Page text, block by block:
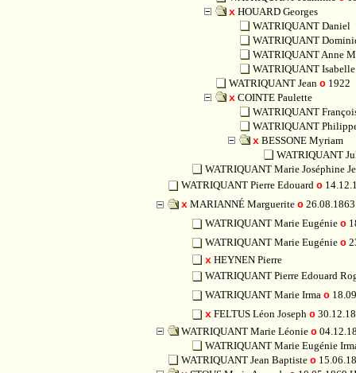
x HOUARD Georges
WATRIQUANT Daniel
WATRIQUANT
WATRIQUANT Anne
WATRIQUANT Isabelle
WATRIQUANT Jean o 1922
x COINTE Paulette
WATRIQUANT
WATRIQUANT
x BESSONE Myriam
WATRIQUANT
WATRIQUANT Marie Joséphine
WATRIQUANT Pierre Edouard o
x MARIANNÉ Marguerite o
WATRIQUANT Marie Eugénie o
WATRIQUANT Marie Eugénie o
x HEYNEN Pierre
WATRIQUANT Pierre Edouard
WATRIQUANT Marie Irma o
x FELTUS Léon Joseph o
WATRIQUANT Marie Léonie o
WATRIQUANT Marie Eugénie
WATRIQUANT Jean Baptiste o